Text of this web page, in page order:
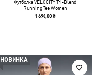
Футболка VELOCITY Tri-Blend
Running Tee Women
1 690,00 ₴
НОВИНКА